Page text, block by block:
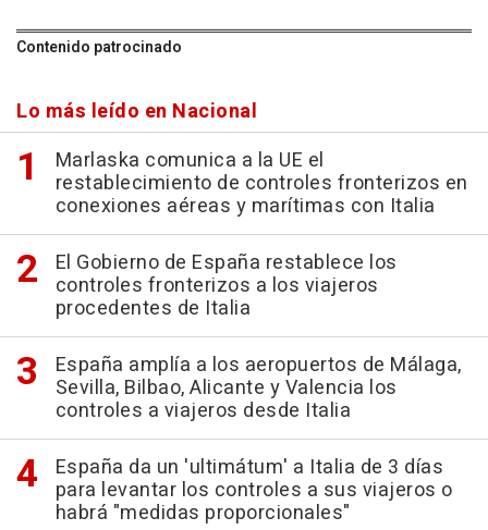
Contenido patrocinado
Lo más leído en Nacional
Marlaska comunica a la UE el
restablecimiento de controles fronterizos en
conexiones aéreas y marítimas con Italia
El Gobierno de España restablece los
controles fronterizos a los viajeros
procedentes de Italia
España amplía a los aeropuertos de Málaga,
Sevilla, Bilbao, Alicante y Valencia los
controles a viajeros desde Italia
España da un 'ultimátum' a Italia de 3 días
para levantar los controles a sus viajeros o
habrá "medidas proporcionales"